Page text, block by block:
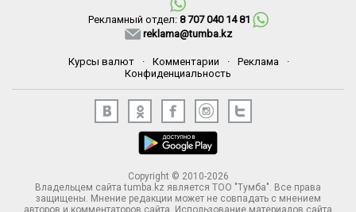
Рекламный отдел: 8 707 040 14 81
reklama@tumba.kz
Курсы валют · Комментарии · Реклама
·
Конфиденциальность
Copyright © 2010-2026
Владельцем сайта tumba.kz является ТОО "Тумба". Все права
защищены. Мнение редакции может не совпадать с мнением
авторов и комментаторов сайта. Использование материалов сайта